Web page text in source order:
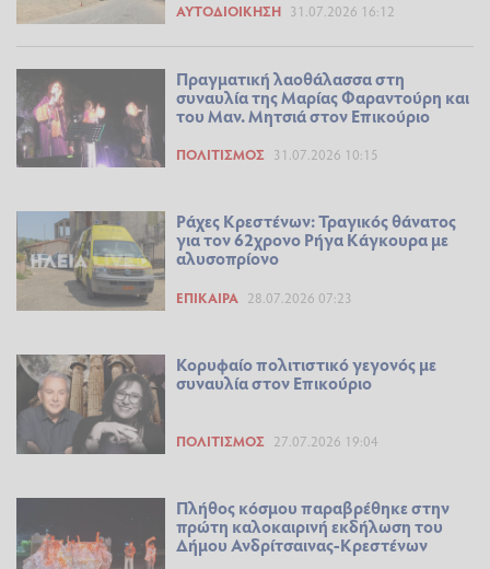
ΑΥΤΟΔΙΟΊΚΗΣΗ 31.07.2026 16:12
Πραγματική λαοθάλασσα στη
συναυλία της Μαρίας Φαραντούρη και
του Μαν. Μητσιά στον Επικούριο
ΠΟΛΙΤΙΣΜΌΣ 31.07.2026 10:15
Ράχες Κρεστένων: Τραγικός θάνατος
για τον 62χρονο Ρήγα Κάγκουρα με
αλυσοπρίονο
ΕΠΊΚΑΙΡΑ 28.07.2026 07:23
Κορυφαίο πολιτιστικό γεγονός με
συναυλία στον Επικούριο
ΠΟΛΙΤΙΣΜΌΣ 27.07.2026 19:04
Πλήθος κόσμου παραβρέθηκε στην
πρώτη καλοκαιρινή εκδήλωση του
Δήμου Ανδρίτσαινας-Κρεστένων